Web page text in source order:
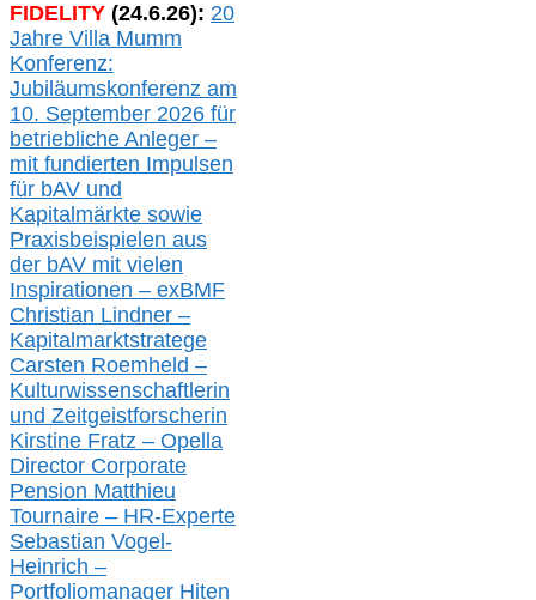
FIDELITY (24.6.26): 20
Jahre Villa Mumm
Konferenz:
Jubiläumskonferenz am
10. September 2026 für
betriebliche Anleger –
mit fundierten Impulsen
für bAV und
Kapitalmärkte sowie
Praxisbeispielen aus
der bAV mit vielen
Inspirationen – exBMF
Christian Lindner –
Kapitalmarktstratege
Carsten Roemheld –
Kulturwissenschaftlerin
und Zeitgeistforscherin
Kirstine Fratz – Opella
Director Corporate
Pension Matthieu
Tournaire – HR-Experte
Sebastian Vogel-
Heinrich –
Portfoliomanager Hiten